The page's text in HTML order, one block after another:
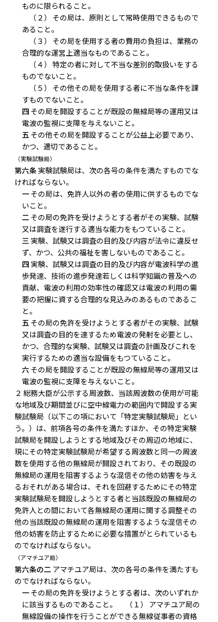
ものに限られること。
（２） その局は、原則として常時使用できるもので
あること。
（３） その局を使用する者の費用の負担は、業務の
合理的な運営上適当なものであること。
（４） 特定の者に対して不当な差別的取扱いをする
ものでないこと。
（５） その他その局を使用する者に不当な条件を課
すものでないこと。
四 その局を開設することが既設の無線局等の運用又は
電波の監視に支障を与えないこと。
五 その他その局を開設することが公益上必要であり、
かつ、適切であること。
（実験試験局）
第六条実験試験局は、次の各号の条件を満たすものでな
ければならない。
一その局は、免許人以外の者の使用に供するものでな
いこと。
二その局の免許を受けようとする者がその実験、試験
又は調査を遂行する適当な能力をもつていること。
三 実験、試験又は調査の目的及び内容が法令に違反せ
ず、かつ、公共の福祉を害しないものであること。
四 実験、試験又は調査の目的及び内容が電波科学の進
歩発達、技術の進歩発達若しくは科学知識の普及への
貢献、電波の利用の効率性の確認又は電波の利用の需
要の把握に資する合理的な見込みのあるものであるこ
と。
五 その局の免許を受けようとする者がその実験、試験
又は調査の目的を達するため電波の発射を必要とし、
かつ、合理的な実験、試験又は調査の計画及びこれを
実行するための適当な設備をもつていること。
六 その局を開設することが既設の無線局等の運用又は
電波の監視に支障を与えないこと。
２ 総務大臣が公示する周波数、当該周波数の使用が可能
な地域及び期間並びに空中線電力の範囲内で開設する実
験試験局（以下この項において「特定実験試験局」とい
う。）は、前項各号の条件を満たすほか、その特定実験
試験局を開設しようとする地域及びその周辺の地域に、
現にその特定実験試験局が希望する周波数と同一の周波
数を使用する他の無線局が開設されており、その既設の
無線局の運用を阻害するような混信その他の妨害を与え
るおそれがある場合は、それを回避するためにその特定
実験試験局を開設しようとする者と当該既設の無線局の
免許人との間において各無線局の運用に関する調整その
他の当該既設の無線局の運用を阻害するような混信その
他の妨害を防止するために必要な措置がとられているも
のでなければならない。
（アマチユア局）
第六条の二 アマチユア局は、次の各号の条件を満たすも
のでなければならない。
一その局の免許を受けようとする者は、次のいずれか
に該当するものであること。 （１） アマチユア局の
無線設備の操作を行うことができる無線従事者の資格